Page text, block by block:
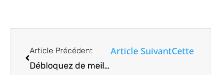
Article Précédent
Débloquez de meilleurs résultats sur les applications Android avec ces hacks de recherche Google Play
Article SuivantCette